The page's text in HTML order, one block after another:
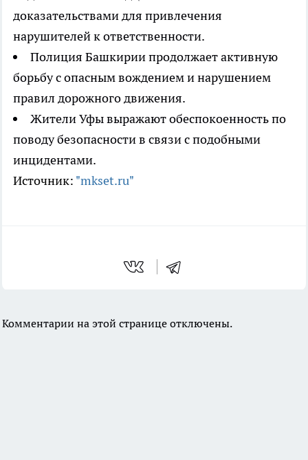
доказательствами для привлечения
нарушителей к ответственности.
Полиция Башкирии продолжает активную
борьбу с опасным вождением и нарушением
правил дорожного движения.
Жители Уфы выражают обеспокоенность по
поводу безопасности в связи с подобными
инцидентами.
Источник: "mkset.ru"
Комментарии на этой странице отключены.